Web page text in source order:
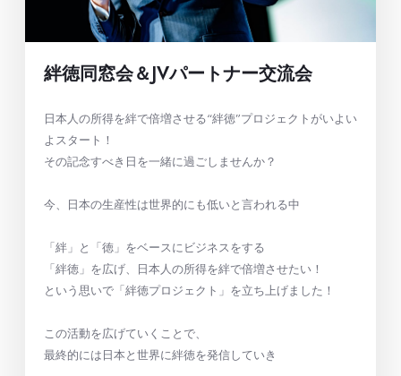
絆徳同窓会＆JVパートナー交流会
日本人の所得を絆で倍増させる“絆徳”プロジェクトがいよい
よスタート！
その記念すべき日を一緒に過ごしませんか？
今、日本の生産性は世界的にも低いと言われる中
「絆」と「徳」をベースにビジネスをする
「絆徳」を広げ、日本人の所得を絆で倍増させたい！
という思いで「絆徳プロジェクト」を立ち上げました！
この活動を広げていくことで、
最終的には日本と世界に絆徳を発信していき